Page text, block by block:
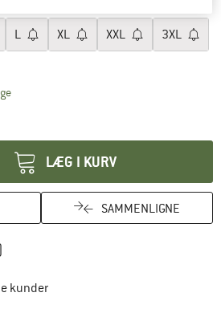
L XL XXL 3XL
Linket åbnes i en infoboks og indeholder
LÆG I KURV
SAMMENLIGNE
kunder